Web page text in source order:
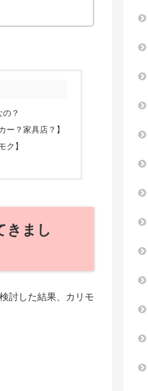
？
？家具店？】
ク】
きまし
討した結果、カリモ